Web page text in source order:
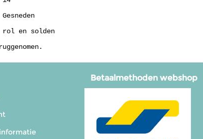
rol en solden
Betaalmethoden webshop